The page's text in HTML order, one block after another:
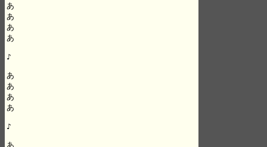
あ
あ
あ
あ
♪
あ
あ
あ
あ
♪
あ